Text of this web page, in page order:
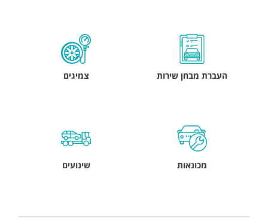
העברת מבחן שירות צמיגים
מכונאות שינועים